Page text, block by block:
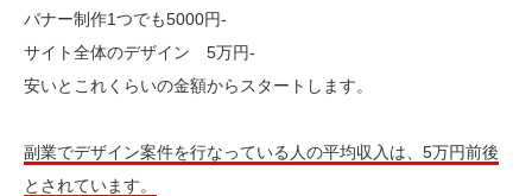
バナー制作1つでも5000円-
サイト全体のデザイン 5万円-
安いとこれくらいの金額からスタートします。
副業でデザイン案件を行なっている人の平均収入は、5万円前後
とされています。